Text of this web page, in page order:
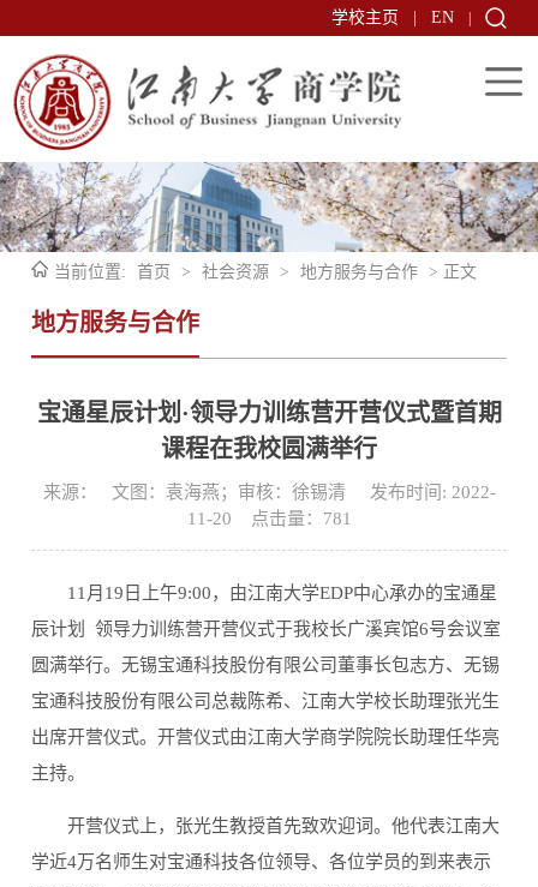
学校主页 EN
当前位置: 首页 > 社会资源 > 地方服务与合作 > 正文
地方服务与合作
宝通星辰计划·领导力训练营开营仪式暨首期
课程在我校圆满举行
来源： 文图：袁海燕；审核：徐锡清 发布时间: 2022-
11-20 点击量： 781
11月19日上午9:00，由江南大学EDP中心承办的宝通星
辰计划  领导力训练营开营仪式于我校长广溪宾馆6号会议室
圆满举行。无锡宝通科技股份有限公司董事长包志方、无锡
宝通科技股份有限公司总裁陈希、江南大学校长助理张光生
出席开营仪式。开营仪式由江南大学商学院院长助理任华亮
主持。
开营仪式上，张光生教授首先致欢迎词。他代表江南大
学近4万名师生对宝通科技各位领导、各位学员的到来表示